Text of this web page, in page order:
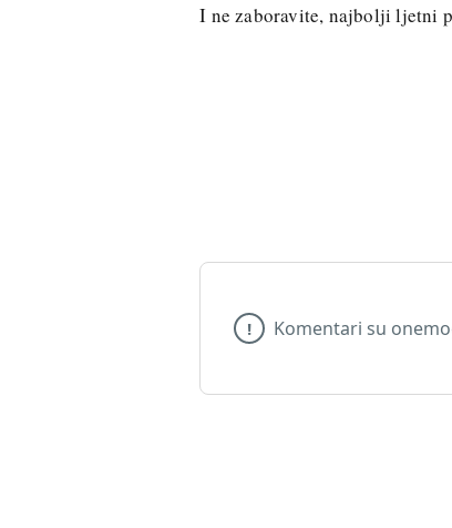
I ne zaboravite, najbolji ljetni
! Komentari su